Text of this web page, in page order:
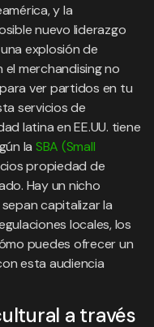
y la
nuevo liderazgo
explosión de
el merchandising no
ver partidos en tu
servicios de
latina en EE.UU. tiene
la SBA (Small
propiedad de
Hay un nicho
capitalizar la
locales, los
puedes ofrecer un
esta audiencia
a través